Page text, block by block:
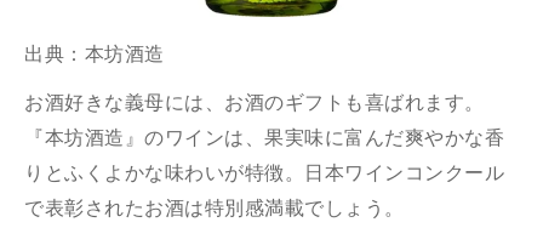
出典： 本坊酒造
お酒好きな義母には、お酒のギフトも喜ばれます。
『本坊酒造』のワインは、果実味に富んだ爽やかな香
りとふくよかな味わいが特徴。日本ワインコンクール
で表彰されたお酒は特別感満載でしょう。